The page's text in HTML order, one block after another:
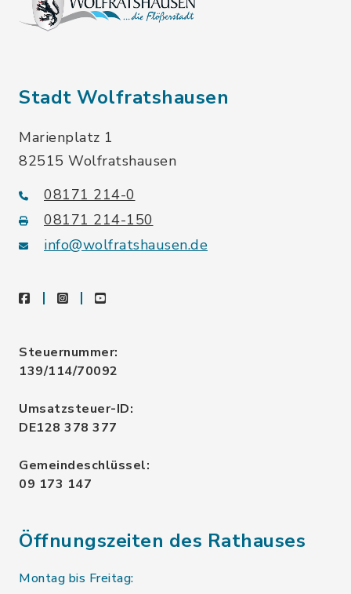
Stadt Wolfratshausen
Marienplatz 1
82515 Wolfratshausen
08171 214-0
08171 214-150
info@wolfratshausen.de
facebookinstagramyoutube
Steuernummer:
139/114/70092
Umsatzsteuer-ID:
DE128 378 377
Gemeindeschlüssel:
09 173 147
Öffnungszeiten des Rathauses
Montag bis Freitag: